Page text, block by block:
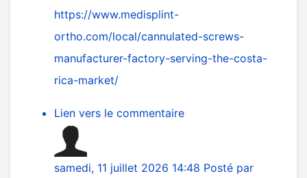
https://www.medisplint-
ortho.com/local/cannulated-screws-
manufacturer-factory-serving-the-costa-
rica-market/
Lien vers le commentaire
samedi, 11 juillet 2026 14:48 Posté par